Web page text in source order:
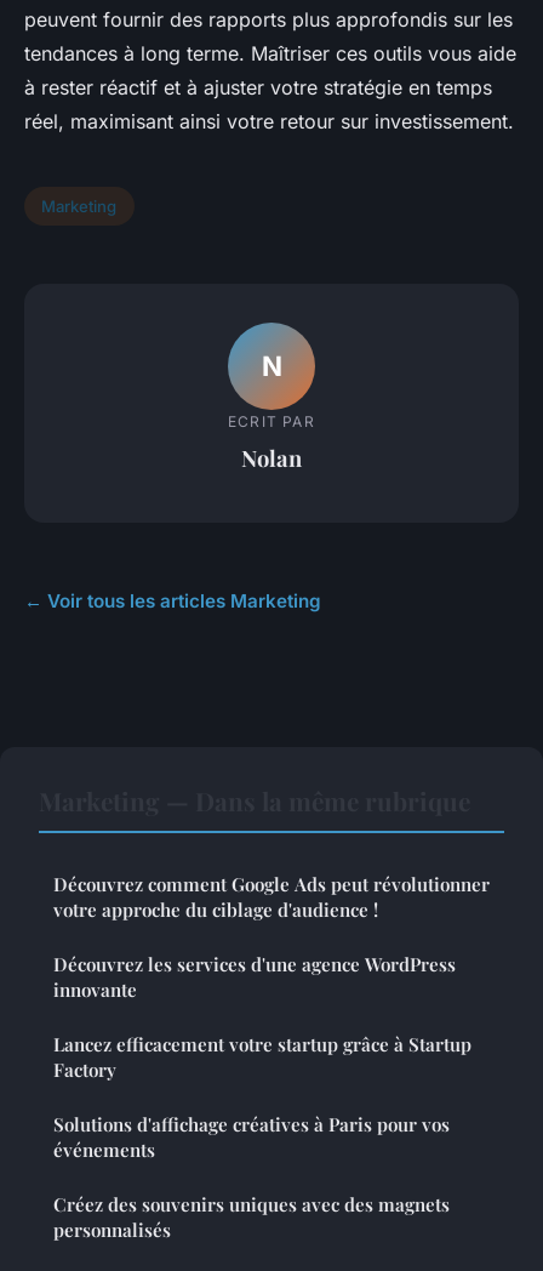
peuvent fournir des rapports plus approfondis sur les
tendances à long terme. Maîtriser ces outils vous aide
à rester réactif et à ajuster votre stratégie en temps
réel, maximisant ainsi votre retour sur investissement.
Marketing
N
ECRIT PAR
Nolan
← Voir tous les articles Marketing
Découvrez comment Google Ads peut révolutionner
votre approche du ciblage d'audience !
Découvrez les services d'une agence WordPress
innovante
Lancez efficacement votre startup grâce à Startup
Factory
Solutions d'affichage créatives à Paris pour vos
événements
Créez des souvenirs uniques avec des magnets
personnalisés